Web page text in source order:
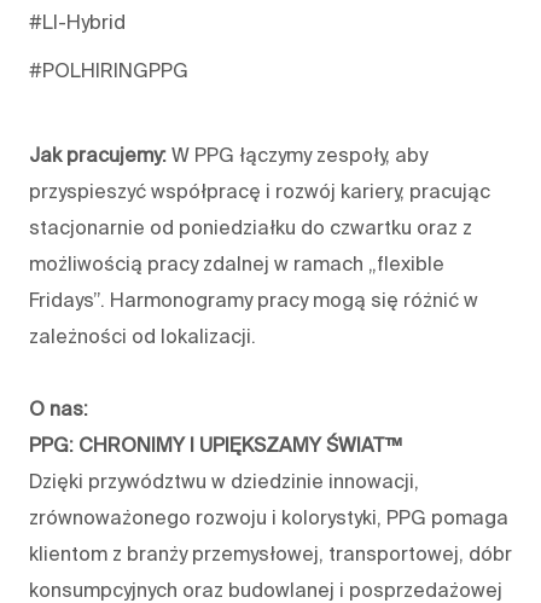
#LI-Hybrid
#POLHIRINGPPG
Jak pracujemy: W PPG łączymy zespoły, aby
przyspieszyć współpracę i rozwój kariery, pracując
stacjonarnie od poniedziałku do czwartku oraz z
możliwością pracy zdalnej w ramach „flexible
Fridays”. Harmonogramy pracy mogą się różnić w
zależności od lokalizacji.
O nas:
PPG: CHRONIMY I UPIĘKSZAMY ŚWIAT™
Dzięki przywództwu w dziedzinie innowacji,
zrównoważonego rozwoju i kolorystyki, PPG pomaga
klientom z branży przemysłowej, transportowej, dóbr
konsumpcyjnych oraz budowlanej i posprzedażowej